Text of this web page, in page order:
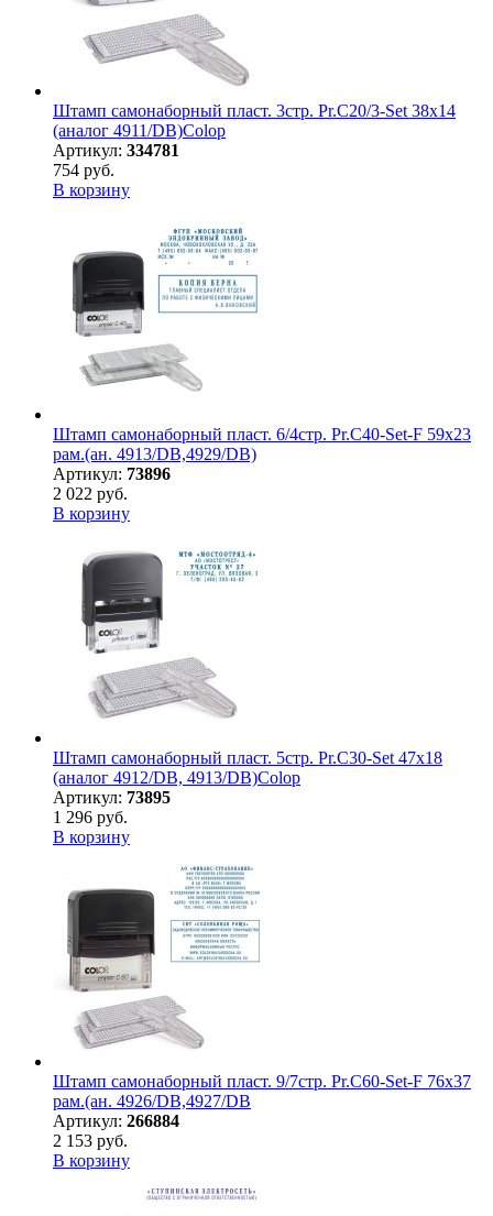
Штамп самонаборный пласт. 3стр. Pr.C20/3-Set 38х14
(аналог 4911/DB)Colop
Артикул: 334781
754 руб.
В корзину
Штамп самонаборный пласт. 6/4стр. Pr.C40-Set-F 59х23
рам.(ан. 4913/DB,4929/DB)
Артикул: 73896
2 022 руб.
В корзину
Штамп самонаборный пласт. 5стр. Pr.C30-Set 47х18
(аналог 4912/DB, 4913/DB)Colop
Артикул: 73895
1 296 руб.
В корзину
Штамп самонаборный пласт. 9/7стр. Pr.C60-Set-F 76х37
рам.(ан. 4926/DB,4927/DB
Артикул: 266884
2 153 руб.
В корзину